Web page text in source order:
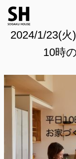
2024/1/23(火
10時